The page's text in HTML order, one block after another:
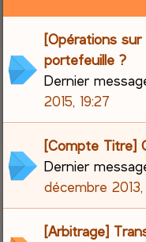
[Opérations
portefeuille ?
Dernier
2015, 19:27
[Compte Titre]
Dernier
décembre 2013,
[Arbitrage]